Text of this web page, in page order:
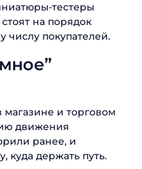
тестеры
на порядок
покупателей.
и торговом
движения
ранее, и
куда держать путь.